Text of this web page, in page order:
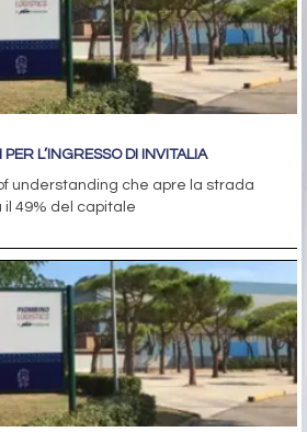
L’INGRESSO DI INVITALIA
understanding che apre la strada
il 49% del capitale